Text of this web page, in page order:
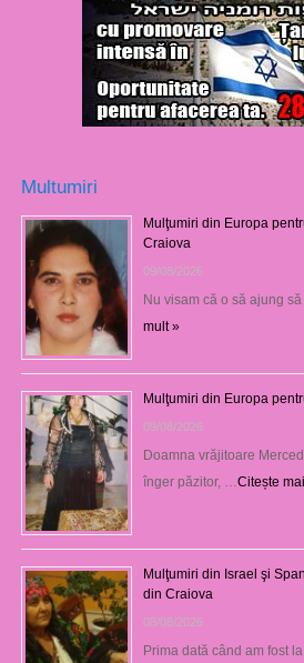
Multumiri
Mulţumiri din Europa
Craiova
09/08/2026
Nu visam că o să ajung să
mult »
Mulţumiri din Europa
09/08/2026
Doamna vrăjitoare
înger păzitor, … Citește
Mulţumiri din Israel şi
din Craiova
08/08/2026
Prima dată când am fost